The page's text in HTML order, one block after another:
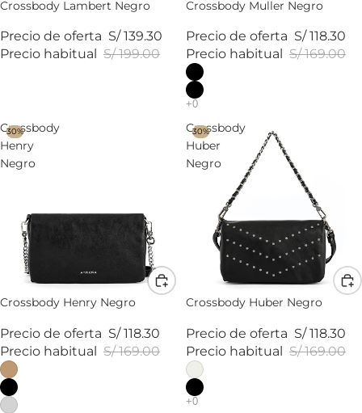
Crossbody Lambert Negro
Precio de oferta S/ 139.30
Precio habitual
S/ 199.00
Crossbody Muller Negro
Precio de oferta S/ 118.30
Precio habitual
S/ 169.00
Crossbody
Henry
Negro
30%
Crossbody Henry Negro
Precio de oferta S/ 118.30
Precio habitual S/ 169.00
Crossbody
Huber
Negro
30%
Crossbody Huber Negro
Precio de oferta S/ 118.30
Precio habitual S/ 169.00